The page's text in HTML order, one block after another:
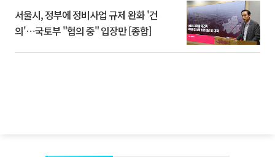
서울시, 정부에 정비사업 규제 완화 '건
의'⋯국토부 "협의 중" 입장만 [종합]